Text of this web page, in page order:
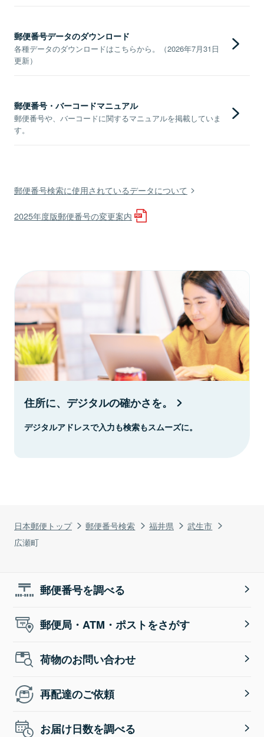
日本郵便トップ 郵便番号検索 福井県
武生市
広瀬町
郵便番号データのダウンロード
各種データのダウンロードはこちらから。（2026年7月31日
更新）
郵便番号・バーコードマニュアル
郵便番号や、バーコードに関するマニュアルを掲載していま
す。
郵便番号検索に使用されているデータについて
2025年度版郵便番号の変更案内
住所に、デジタルの確かさを。
デジタルアドレスで入力も検索もスムーズに。
郵便番号を調べる
郵便局・ATM・ポストをさがす
荷物のお問い合わせ
再配達のご依頼
お届け日数を調べる